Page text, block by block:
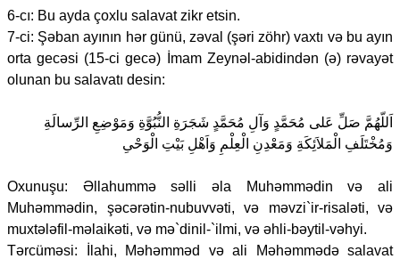
6-cı: Bu ayda çoxlu salavat zikr etsin.
7-ci: Şəban ayının hər günü, zəval (şəri zöhr) vaxtı və bu ayın
orta gecəsi (15-ci gecə) İmam Zeynəl-abidindən (ə) rəvayət
olunan bu salavatı desin:
اَللّهُمَّ صَلِّ عَلى مُحَمَّدٍ وَآلِ مُحَمَّدٍ شَجَرَةِ النُّبُوَّةِ وَمَوْضِعِ الرِّسالَةِ
وَمُخْتَلَفِ الْمَلاَئِكَةِ وَمَعْدِنِ الْعِلْمِ وَاَهْلِ بَيْتِ الْوَحْىِ
Oxunuşu: Əllahummə səlli əla Muhəmmədin və ali
Muhəmmədin, şəcərətin-nubuvvəti, və məvzi`ir-risaləti, və
muxtələfil-məlaikəti, və mə`dinil-`ilmi, və əhli-bəytil-vəhyi.
Tərcüməsi: İlahi, Məhəmməd və ali Məhəmmədə salavat